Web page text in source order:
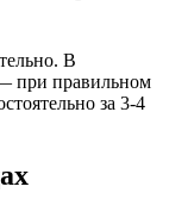
В
при правильном
за 3-4